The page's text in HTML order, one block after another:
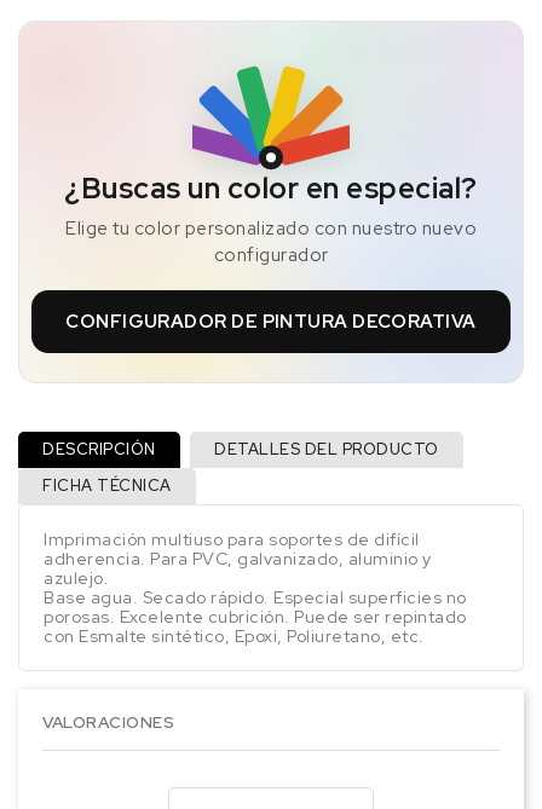
¿Buscas un color en especial?
Elige tu color personalizado con nuestro nuevo
configurador
CONFIGURADOR DE PINTURA DECORATIVA
DESCRIPCIÓN
DETALLES DEL PRODUCTO
FICHA TÉCNICA
Imprimación multiuso para soportes de difícil
adherencia. Para PVC, galvanizado, aluminio y
azulejo.
Base agua. Secado rápido. Especial superficies no
porosas. Excelente cubrición. Puede ser repintado
con Esmalte sintético, Epoxi, Poliuretano, etc.
VALORACIONES